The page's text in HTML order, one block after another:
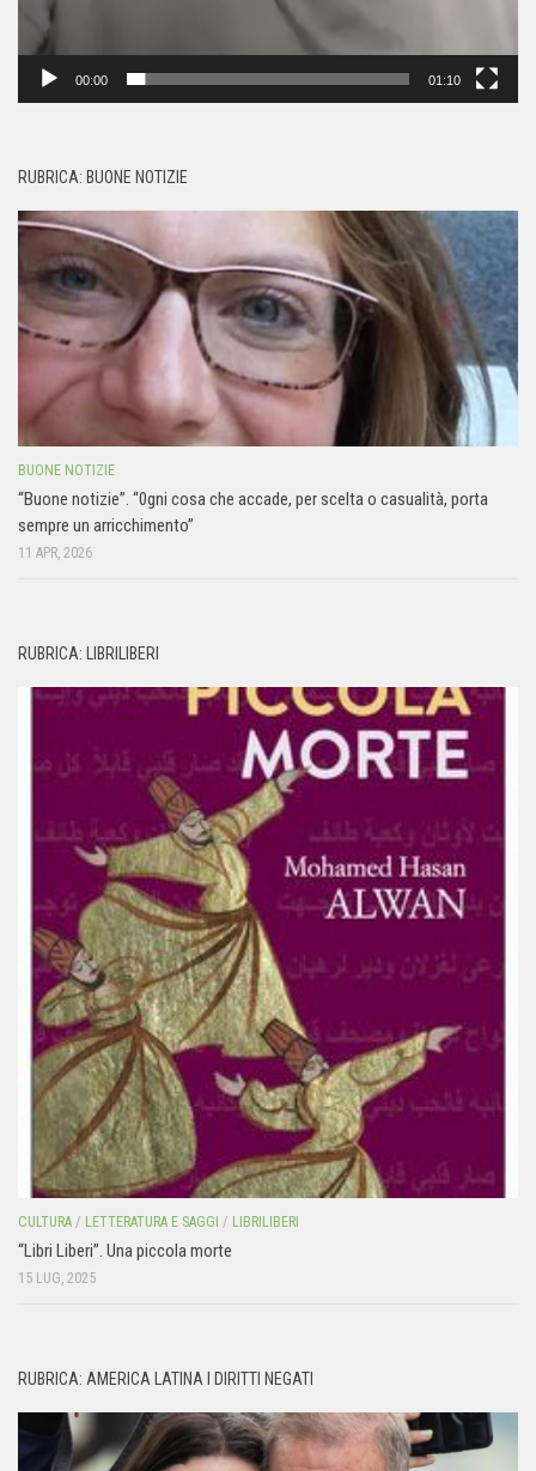
00:00 01:10
RUBRICA: BUONE NOTIZIE
BUONE NOTIZIE
“Buone notizie”. “0gni cosa che accade, per scelta o casualità, porta
sempre un arricchimento”
11 APR, 2026
RUBRICA: LIBRILIBERI
CULTURA / LETTERATURA E SAGGI / LIBRILIBERI
“Libri Liberi”. Una piccola morte
15 LUG, 2025
RUBRICA: AMERICA LATINA I DIRITTI NEGATI